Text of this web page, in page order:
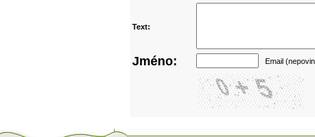
Text:
Jméno: Email